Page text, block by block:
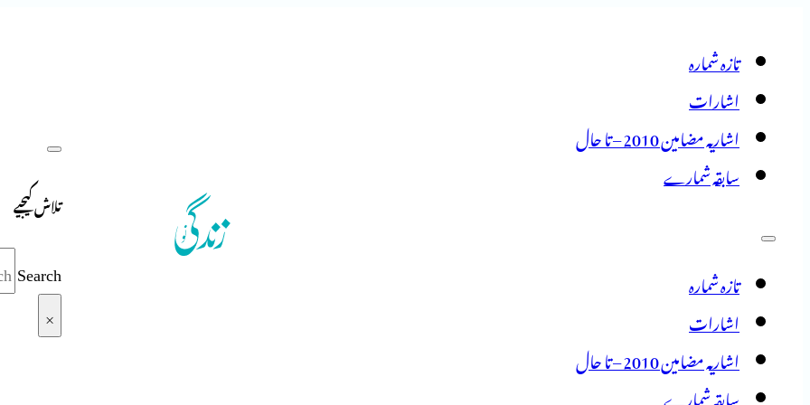
تازہ شمارہ
اشارات
اشاریہ مضامین 2010 – تا حال
سابقہ شمارے
تازہ شمارہ
اشارات
اشاریہ مضامین 2010 – تا حال
سابقہ شمارے
تلاش کیجیے
Search
×